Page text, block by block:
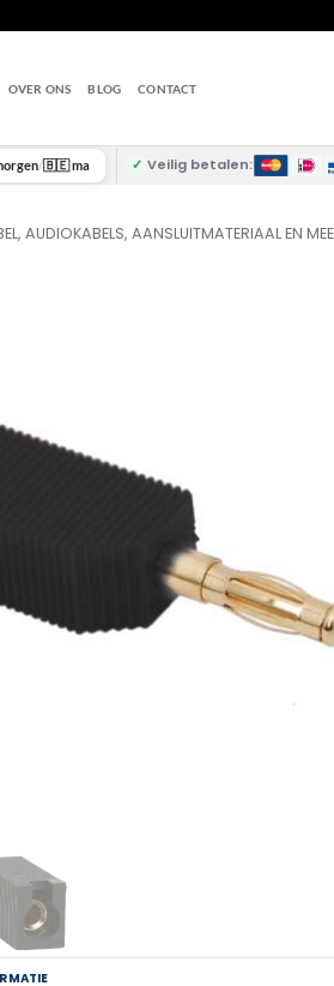
OVER ONS BLOG CONTACT
/🇧🇪 ma ✓ Veilig betalen:
AUDIOKABELS, AANSLUITMATERIAAL EN